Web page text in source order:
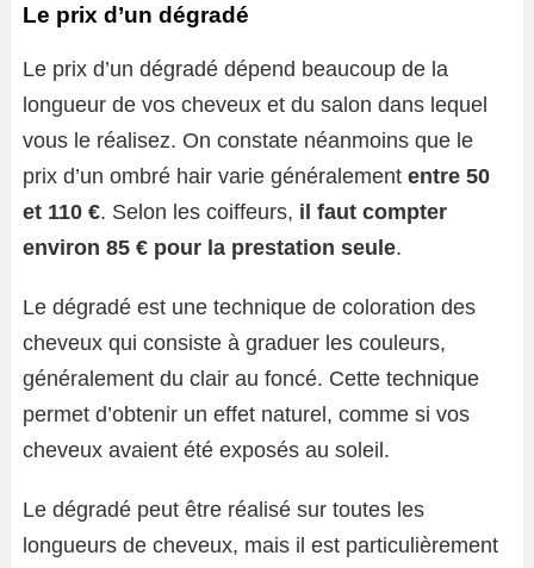
Le prix d’un dégradé
Le prix d’un dégradé dépend beaucoup de la
longueur de vos cheveux et du salon dans lequel
vous le réalisez. On constate néanmoins que le
prix d’un ombré hair varie généralement entre 50
et 110 €. Selon les coiffeurs, il faut compter
environ 85 € pour la prestation seule.
Le dégradé est une technique de coloration des
cheveux qui consiste à graduer les couleurs,
généralement du clair au foncé. Cette technique
permet d’obtenir un effet naturel, comme si vos
cheveux avaient été exposés au soleil.
Le dégradé peut être réalisé sur toutes les
longueurs de cheveux, mais il est particulièrement